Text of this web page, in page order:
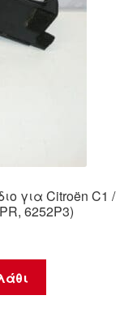
για Citroën C1 /
6252P3)